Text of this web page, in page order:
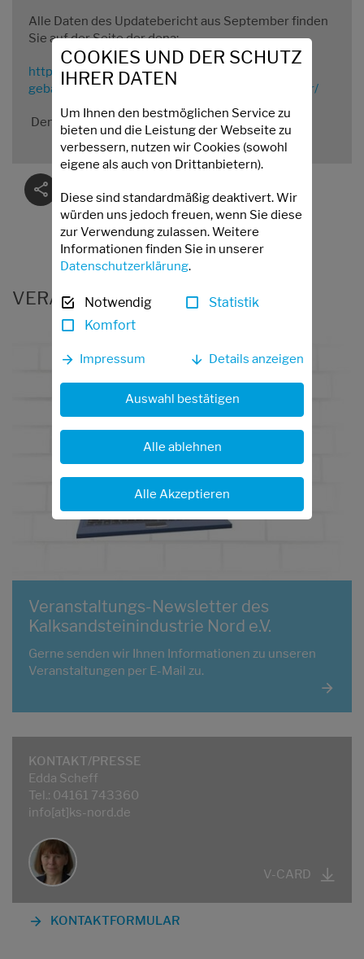
Alle Daten des Updatebericht aus September finden
Sie auf der Seite der dena:
https://www.dena.de/infocenter/dena-
gebaeudereport-2025-updatebericht-september/
Den Gebäudereport finden Siehier:
LinkedIn
E-Mail
WhatsApp
VERANSTALTUNGS-NEWSLETTER
Veranstaltungs-Newsletter des
Kalksandsteinindustrie Nord e.V.
Gerne senden wir Ihnen Informationen zu unseren
Veranstaltungen per E-Mail zu.
KONTAKT/PRESSE
Edda Scheff
Tel.: 04161 743360
info[at]ks-nord.de
V-CARD
KONTAKTFORMULAR
COOKIES UND DER SCHUTZ
IHRER DATEN
Um Ihnen den bestmöglichen Service zu
bieten und die Leistung der Webseite zu
verbessern, nutzen wir Cookies (sowohl
eigene als auch von Drittanbietern).
Diese sind standardmäßig deaktivert. Wir
würden uns jedoch freuen, wenn Sie diese
zur Verwendung zulassen. Weitere
Informationen finden Sie in unserer
Datenschutzerklärung.
Notwendig
Statistik
Komfort
Impressum Details anzeigen
Auswahl bestätigen
Alle ablehnen
Alle Akzeptieren